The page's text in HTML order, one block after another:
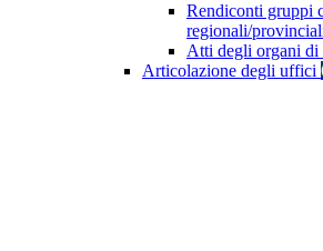
Rendiconti gruppi
regionali/
Atti degli organi di
Articolazione degli uffici